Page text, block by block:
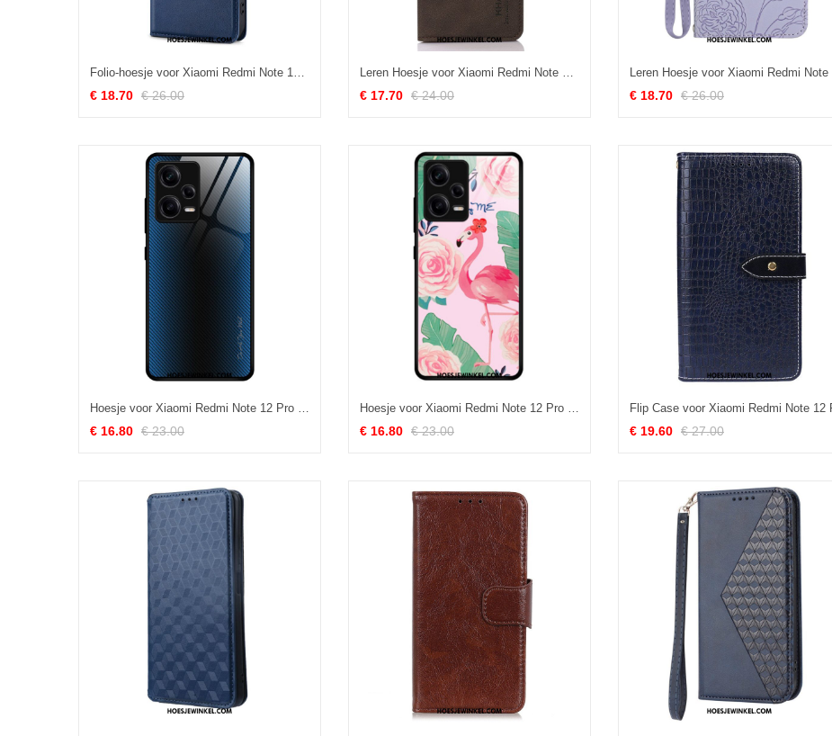
Folio-hoesje voor Xiaomi Redmi Note 12 Pro Dubbele Sluiting
€ 18.70 € 26.00
Leren Hoesje voor Xiaomi Redmi Note 12 Pro Khazneh Modieus Leereffect
€ 17.70 € 24.00 € 18.70 € 26.00
Hoesje voor Xiaomi Redmi Note 12 Pro Koolstofvezel Gehard Glas
€ 16.80 € 23.00
Hoesje voor Xiaomi Redmi Note 12 Pro Flamingo Gehard Glas
€ 16.80 € 23.00 € 19.60 € 27.00